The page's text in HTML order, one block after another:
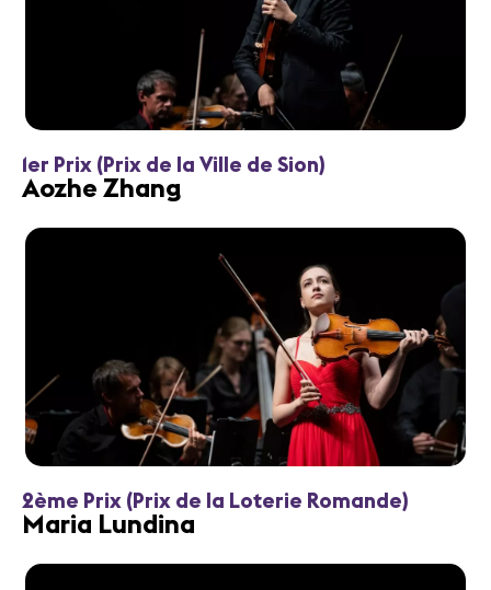
1er Prix (Prix de la Ville de Sion)
Aozhe Zhang
2ème Prix (Prix de la Loterie Romande)
Maria Lundina